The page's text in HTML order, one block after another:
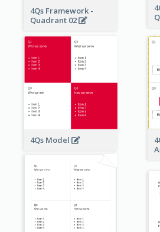
4Qs Framework -
Quadrant 02
4Qs Model